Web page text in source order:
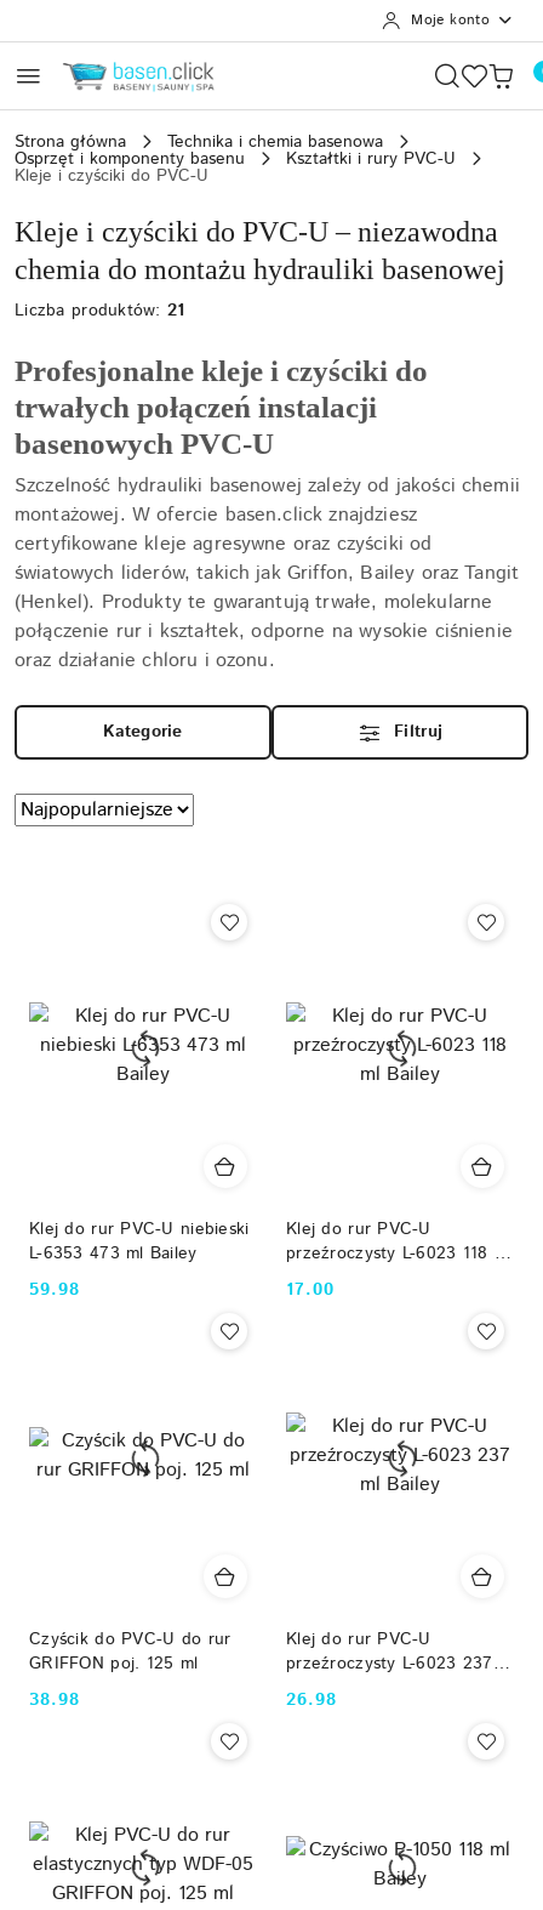
Moje konto
Strona główna Technika i chemia basenowa
Osprzęt i komponenty basenu Kształtki i rury PVC-U
Kleje i czyściki do PVC-U
Kleje i czyściki do PVC-U – niezawodna
chemia do montażu hydrauliki basenowej
Liczba produktów:21
Profesjonalne kleje i czyściki do
trwałych połączeń instalacji
basenowych PVC-U
Szczelność hydrauliki basenowej zależy od jakości chemii
montażowej. W ofercie basen.click znajdziesz
certyfikowane kleje agresywne oraz czyściki od
światowych liderów, takich jak Griffon, Bailey oraz Tangit
(Henkel). Produkty te gwarantują trwałe, molekularne
połączenie rur i kształtek, odporne na wysokie ciśnienie
oraz działanie chloru i ozonu.
Kategorie Filtruj
Zastosowano
sortowanie:
Sortuj
według
Klej do rur PVC-U niebieski
L-6353 473 ml Bailey
Cena:
59.98
Klej do rur PVC-U
przeźroczysty L-6023 118 ml
Bailey
Cena:
17.00
Czyścik do PVC-U do rur
GRIFFON poj. 125 ml
Cena:
38.98
Klej do rur PVC-U
przeźroczysty L-6023 237
ml Bailey
Cena:
26.98